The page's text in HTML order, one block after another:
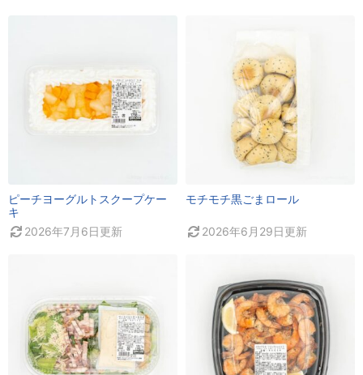
ピーチヨーグルトスクープケー
キ
2026年7月6日更新
モチモチ黒ごまロール
2026年6月29日更新